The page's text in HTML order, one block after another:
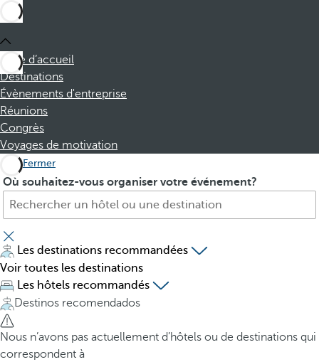
Page d’accueil
Destinations
Évènements d'entreprise
Réunions
Congrès
Voyages de motivation
Fermer
Où souhaitez-vous organiser votre événement?
H
t
e
l
,
d
e
s
t
i
P
e
s
s
i
n
g
t
h
e
Les destinations recommandées
Voir toutes les destinations
Les hôtels recommandés
Destinos recomendados
Nous n’avons pas actuellement d’hôtels ou de destinations qui
correspondent à